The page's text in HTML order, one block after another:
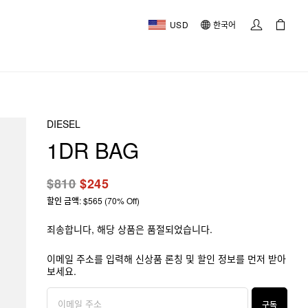
USD 한국어
DIESEL
1DR BAG
$810$245
할인 금액: $565 (70% Off)
죄송합니다, 해당 상품은 품절되었습니다.
이메일 주소를 입력해 신상품 론칭 및 할인 정보를 먼저 받아
보세요.
구독